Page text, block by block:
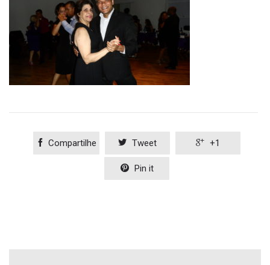
 Compartilhe  Tweet  +1
 Pin it